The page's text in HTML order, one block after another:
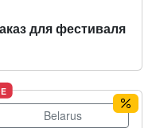
для фестиваля
Belarus